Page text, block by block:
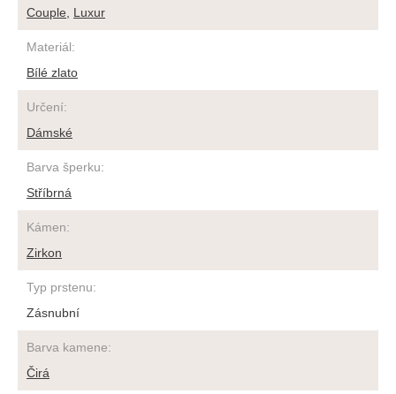
Couple
Luxur
Materiál:
Bílé zlato
Určení:
Dámské
Barva šperku:
Stříbrná
Kámen:
Zirkon
Typ prstenu:
Zásnubní
Barva kamene:
Čirá